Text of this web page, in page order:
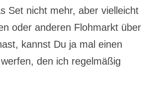
Set nicht mehr, aber vielleicht
oder anderen Flohmarkt über
kannst Du ja mal einen
den ich regelmäßig